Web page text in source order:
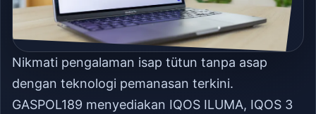
Nikmati pengalaman isap tütun tanpa asap
dengan teknologi pemanasan terkini.
GASPOL189 menyediakan IQOS ILUMA, IQOS 3